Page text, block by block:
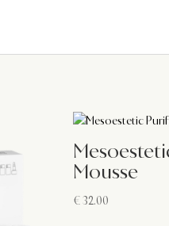
Mousse
€32.00